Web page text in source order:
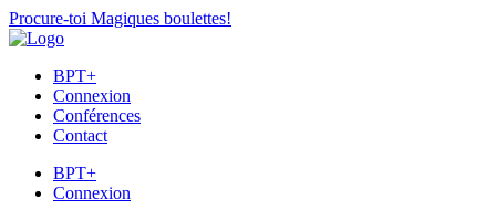
Procure-toi Magiques boulettes!
BPT+
Connexion
Conférences
Contact
BPT+
Connexion